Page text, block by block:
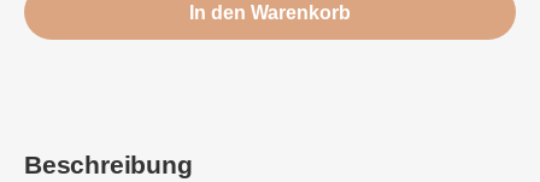
In den Warenkorb
Beschreibung